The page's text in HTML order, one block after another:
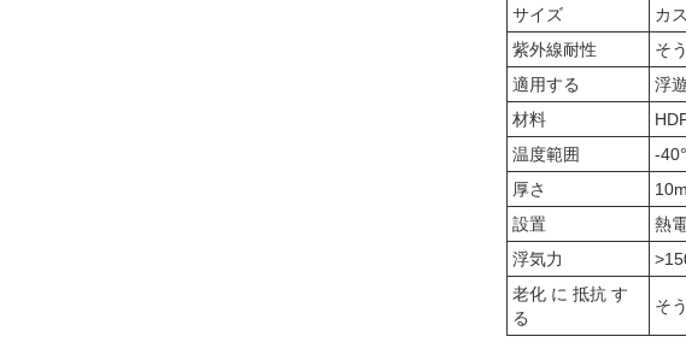
サイズ
カ
紫外線耐性
そ
適用する
浮
材料
温度範囲
-
厚さ
設置
熱
浮気力
老化 に 抵抗 す
る
そ